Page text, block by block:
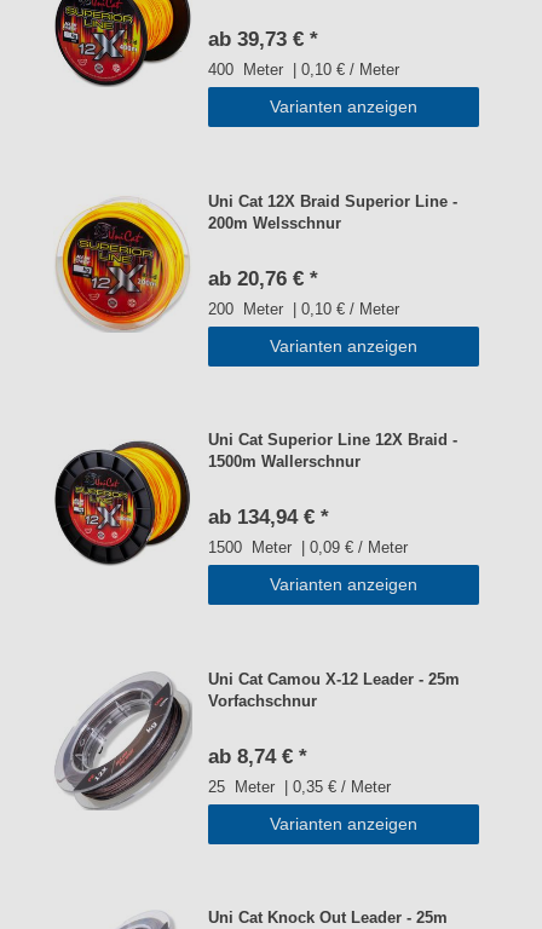
ab 39,73 € *
400 Meter | 0,10 € / Meter
Varianten anzeigen
Uni Cat 12X Braid Superior Line -
200m Welsschnur
ab 20,76 € *
200 Meter | 0,10 € / Meter
Varianten anzeigen
Uni Cat Superior Line 12X Braid -
1500m Wallerschnur
ab 134,94 € *
1500 Meter | 0,09 € / Meter
Varianten anzeigen
Uni Cat Camou X-12 Leader - 25m
Vorfachschnur
ab 8,74 € *
25 Meter | 0,35 € / Meter
Varianten anzeigen
Uni Cat Knock Out Leader - 25m